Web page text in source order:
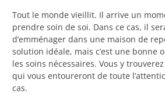
Tout le monde vieillit. Il arrive un
prendre soin de soi. Dans ce cas, il
d’emménager dans une maison de
solution idéale, mais c’est une bonne
les soins nécessaires. Vous y
qui vous entoureront de toute
cas.